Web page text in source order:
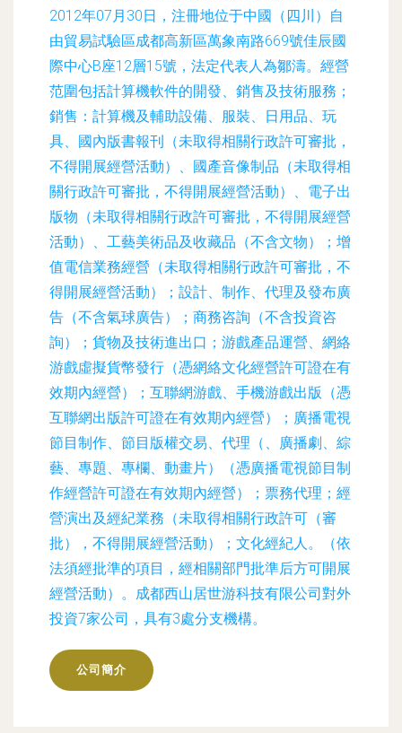
2012年07月30日，注冊地位于中國（四川）自
由貿易試驗區成都高新區萬象南路669號佳辰國
際中心B座12層15號，法定代表人為鄒濤。經營
范圍包括計算機軟件的開發、銷售及技術服務；
銷售：計算機及輔助設備、服裝、日用品、玩
具、國內版書報刊（未取得相關行政許可審批，
不得開展經營活動）、國產音像制品（未取得相
關行政許可審批，不得開展經營活動）、電子出
版物（未取得相關行政許可審批，不得開展經營
活動）、工藝美術品及收藏品（不含文物）；增
值電信業務經營（未取得相關行政許可審批，不
得開展經營活動）；設計、制作、代理及發布廣
告（不含氣球廣告）；商務咨詢（不含投資咨
詢）；貨物及技術進出口；游戲產品運營、網絡
游戲虛擬貨幣發行（憑網絡文化經營許可證在有
效期內經營）；互聯網游戲、手機游戲出版（憑
互聯網出版許可證在有效期內經營）；廣播電視
節目制作、節目版權交易、代理（、廣播劇、綜
藝、專題、專欄、動畫片）（憑廣播電視節目制
作經營許可證在有效期內經營）；票務代理；經
營演出及經紀業務（未取得相關行政許可（審
批），不得開展經營活動）；文化經紀人。（依
法須經批準的項目，經相關部門批準后方可開展
經營活動）。成都西山居世游科技有限公司對外
投資7家公司，具有3處分支機構。
公司簡介